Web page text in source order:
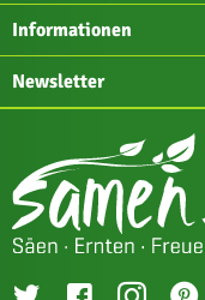
Informationen
Newsletter